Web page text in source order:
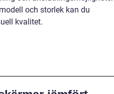
och storlek kan du
kvalitet.